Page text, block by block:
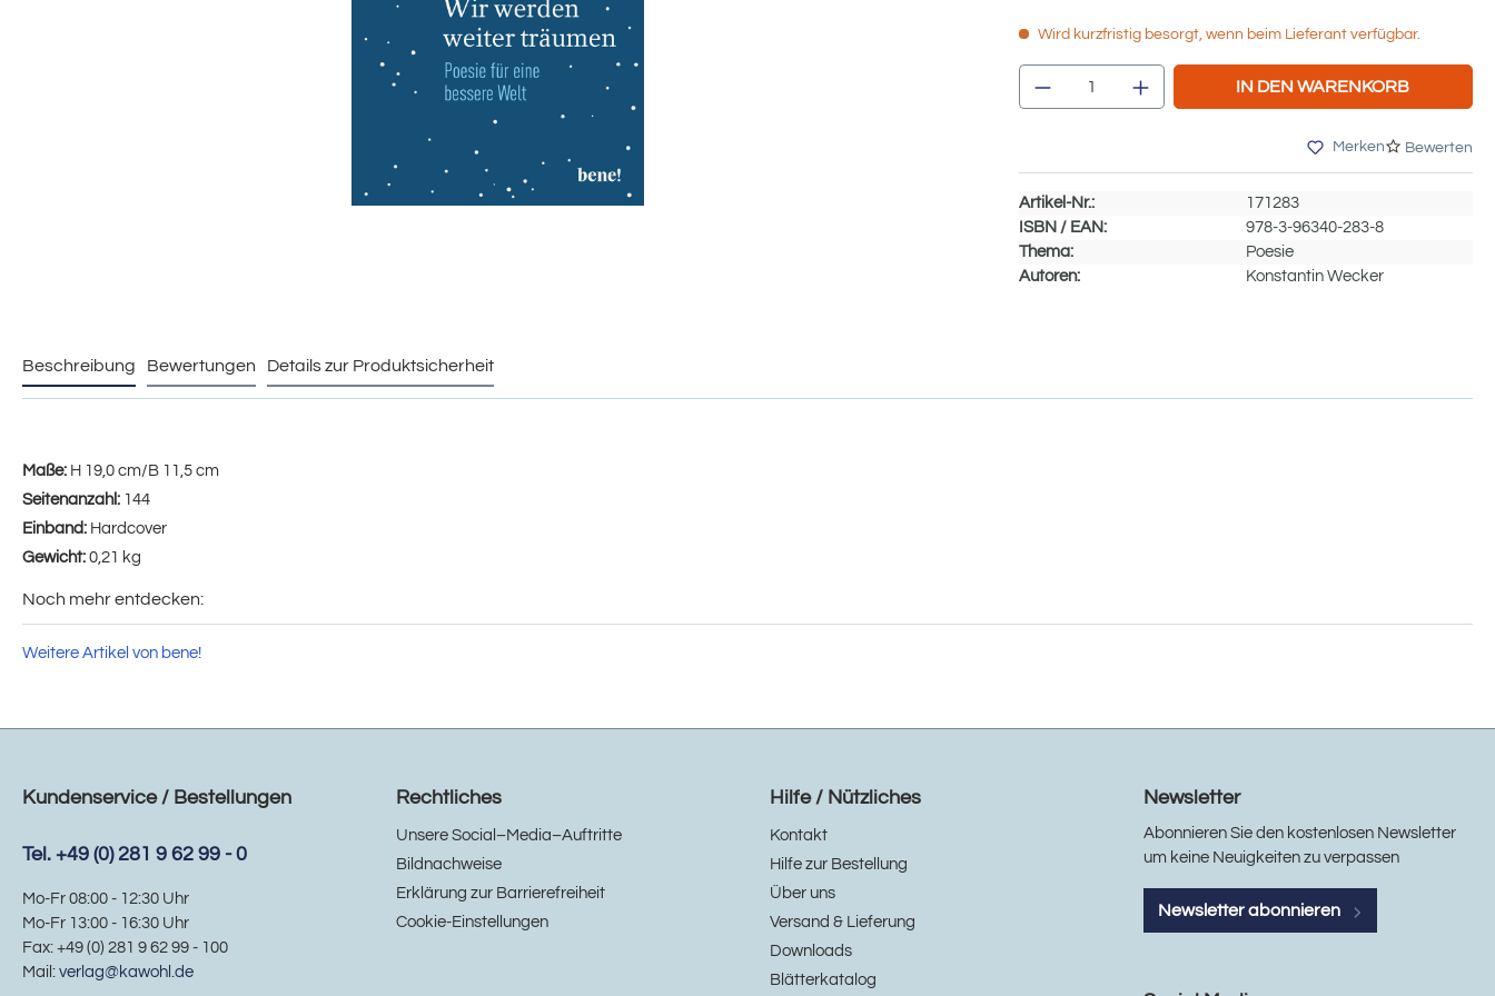
Wird kurzfristig besorgt, wenn beim Lieferant verfügbar.
Produkt Anzahl: Gib den gewünschten
IN DEN WARENKORB
Merken Bewerten
Artikel-Nr.:
171283
ISBN / EAN:
978-3-96340-283-8
Thema:
Poesie
Autoren:
Konstantin Wecker
Beschreibung Bewertungen Details zur Produktsicherheit
Maße: H 19,0 cm/B 11,5 cm
Seitenanzahl: 144
Einband: Hardcover
Gewicht: 0,21 kg
Noch mehr entdecken:
Weitere Artikel von bene!
Kundenservice / Bestellungen
Tel. +49 (0) 281 9 62 99 - 0
Mo-Fr 08:00 - 12:30 Uhr
Mo-Fr 13:00 - 16:30 Uhr
Fax: +49 (0) 281 9 62 99 - 100
Mail: verlag@kawohl.de
Rechtliches
Unsere Social–Media–Auftritte
Bildnachweise
Erklärung zur Barrierefreiheit
Cookie-Einstellungen
Hilfe / Nützliches
Kontakt
Hilfe zur Bestellung
Über uns
Versand & Lieferung
Downloads
Blätterkatalog
Newsletter
Abonnieren Sie den kostenlosen Newsletter
um keine Neuigkeiten zu verpassen
Newsletter abonnieren